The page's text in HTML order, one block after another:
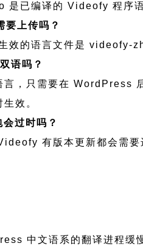
已编译的 Videofy 程序
上传吗？
效的语言文件是 videofy-
语吗？
言，只需要在 WordPress
效。
过时吗？
有版本更新都会需
中文语系的翻译进程缓